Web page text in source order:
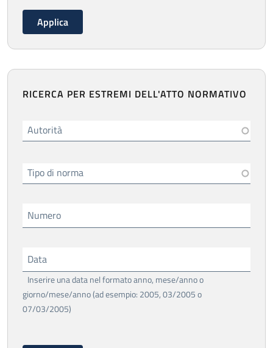
RICERCA PER ESTREMI DELL'ATTO NORMATIVO
Autorità
Tipo di norma
Numero
Data
Inserire una data nel formato anno, mese/anno o
giorno/mese/anno (ad esempio: 2005, 03/2005 o
07/03/2005)